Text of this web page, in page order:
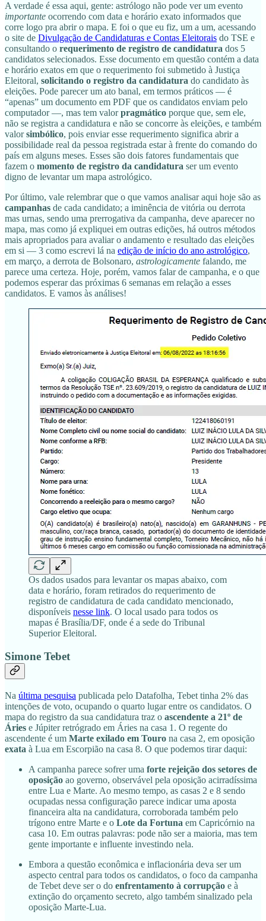
A verdade é essa aqui, gente: astrólogo não pode ver um evento
importante ocorrendo com data e horário exato informados que
corre logo pra abrir o mapa. E foi o que eu fiz, um a um, acessando
o site de Divulgação de Candidaturas e Contas Eleitorais do TSE e
consultando o requerimento de registro de candidatura dos 5
candidatos selecionados. Esse documento em questão contém a data
e horário exatos em que o requerimento foi submetido à Justiça
Eleitoral, solicitando o registro da candidatura do candidato às
eleições. Pode parecer um ato banal, em termos práticos — é
“apenas” um documento em PDF que os candidatos enviam pelo
computador —, mas tem valorpragmático porque que, sem ele,
não se registra a candidatura e não se concorre às eleições, e também
valorsimbólico, pois enviar esse requerimento significa abrir a
possibilidade real da pessoa registrada estar à frente do comando do
país em alguns meses. Esses são dois fatores fundamentais que
fazem o momento de registro da candidatura ser um evento
digno de levantar um mapa astrológico.
Por último, vale relembrar que o que vamos analisar aqui hoje são as
campanhas de cada candidato; a iminência de vitória ou derrota
mas urnas, sendo uma prerrogativa da campanha, deve aparecer no
mapa, mas como já expliquei em outras edições, há outros métodos
mais apropriados para avaliar o andamento e resultado das eleições
em si — 3 como escrevi lá na edição de início do ano astrológico,
em março, a derrota de Bolsonaro, astrologicamente falando, me
parece uma certeza. Hoje, porém, vamos falar de campanha, e o que
podemos esperar das próximas 6 semanas em relação a esses
candidatos. E vamos às análises!
Os dados usados para levantar os mapas abaixo, com
data e horário, foram retirados do requerimento de
registro de candidatura de cada candidato mencionado,
disponíveis nesse link. O local usado para todos os
mapas é Brasília/DF, onde é a sede do Tribunal
Superior Eleitoral.
Simone Tebet
Na última pesquisa publicada pelo Datafolha, Tebet tinha 2% das
intenções de voto, ocupando o quarto lugar entre os candidatos. O
mapa do registro da sua candidatura traz o ascendente a 21º de
Áries e Júpiter retrógrado em Áries na casa 1. O regente do
ascendente é um Marte exilado em Touro na casa 2, em oposição
exata à Lua em Escorpião na casa 8. O que podemos tirar daqui:
A campanha parece sofrer uma forte rejeição dos setores de
oposição ao governo, observável pela oposição acirradíssima
entre Lua e Marte. Ao mesmo tempo, as casas 2 e 8 sendo
ocupadas nessa configuração parece indicar uma aposta
financeira alta na candidatura, corroborada também pelo
trígono entre Marte e o Lote da Fortuna em Capricórnio na
casa 10. Em outras palavras: pode não ser a maioria, mas tem
gente importante e influente investindo nela.
Embora a questão econômica e inflacionária deva ser um
aspecto central para todos os candidatos, o foco da campanha
de Tebet deve ser o do enfrentamento à corrupção e à
extinção do orçamento secreto, algo também sinalizado pela
oposição Marte-Lua.